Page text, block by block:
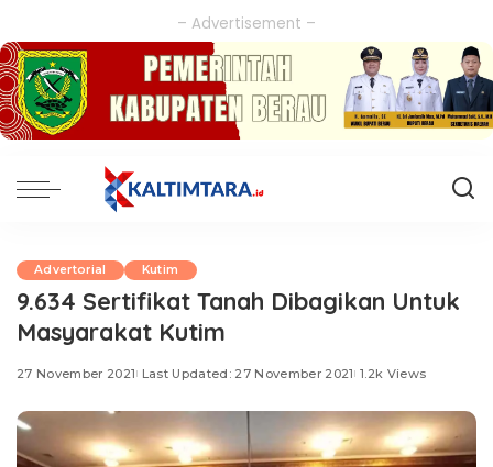
– Advertisement –
Advertorial Kutim
9.634 Sertifikat Tanah Dibagikan Untuk
Masyarakat Kutim
27 November 2021 Last Updated: 27 November 2021 1.2k Views